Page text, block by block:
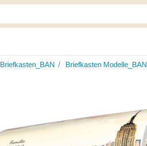
Briefkasten_BAN Briefkasten Modelle_BAN